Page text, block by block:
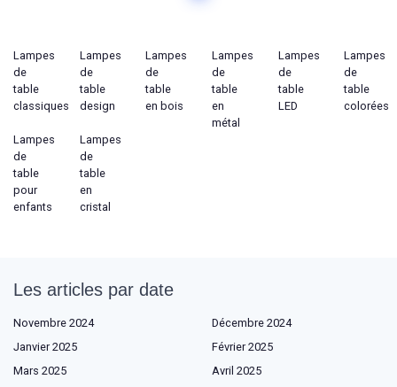
Lampes
de
table
classiques
Lampes
de
table
design
Lampes
de
table
en bois
Lampes
de
table
en
métal
Lampes
de
table
LED
Lampes
de
table
colorées
Lampes
de
table
pour
enfants
Lampes
de
table
en
cristal
Les articles par date
Novembre 2024
Décembre 2024
Janvier 2025
Février 2025
Mars 2025
Avril 2025